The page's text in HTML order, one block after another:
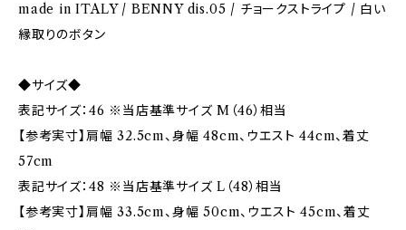
made in ITALY / BENNY dis.05 / チョークストライプ / 白い
縁取りのボタン
◆サイズ◆
表記サイズ：46 ※当店基準サイズ M（46）相当
【参考実寸】肩幅 32.5cm、身幅 48cm、ウエスト 44cm、着丈
57cm
表記サイズ：48 ※当店基準サイズ L（48）相当
【参考実寸】肩幅 33.5cm、身幅 50cm、ウエスト 45cm、着丈